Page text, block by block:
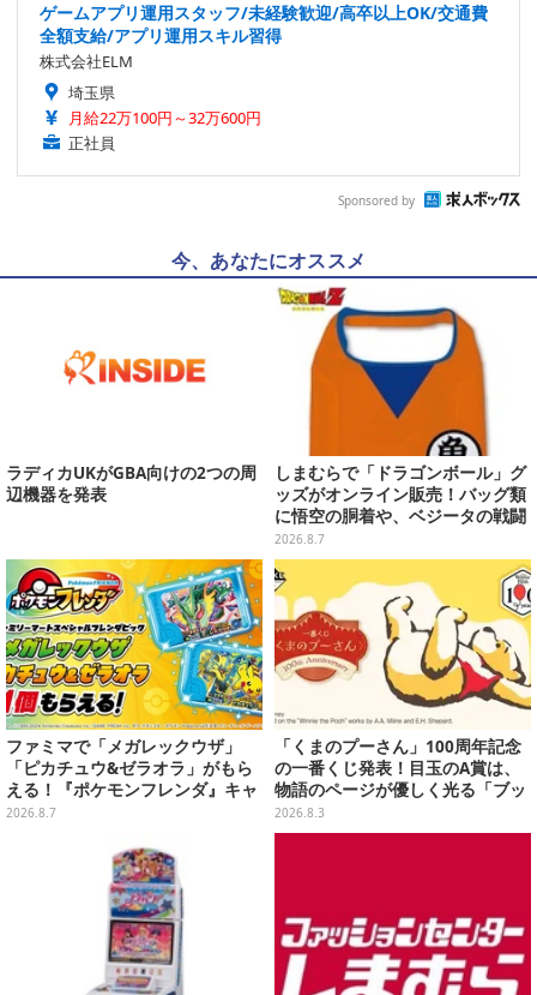
ゲームアプリ運用スタッフ/未経験歓迎/高卒以上OK/交通費
全額支給/アプリ運用スキル習得
株式会社ELM
埼玉県
月給22万100円～32万600円
正社員
Sponsored by
今、あなたにオススメ
ラディカUKがGBA向けの2つの周
辺機器を発表
しまむらで「ドラゴンボール」グ
ッズがオンライン販売！バッグ類
に悟空の胴着や、ベジータの戦闘
服を大胆デザイン
2026.8.7
ファミマで「メガレックウザ」
「ピカチュウ&ゼラオラ」がもら
える！『ポケモンフレンダ』キャ
ンペーンが8月11日開始
2026.8.7
「くまのプーさん」100周年記念
の一番くじ発表！目玉のA賞は、
物語のページが優しく光る「ブッ
クシェイプドライト」
2026.8.3